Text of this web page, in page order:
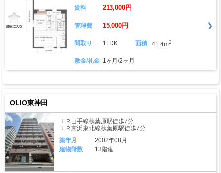
賃料 213,000円
管理費 15,000円
間取り 1LDK 面積 41.4m2
敷金/礼金 1ヶ月/2ヶ月
OLIO東神田
ＪＲ山手線秋葉原駅徒歩7分
ＪＲ京浜東北線秋葉原駅徒歩7分
築年月
2002年08月
建物階数
13階建